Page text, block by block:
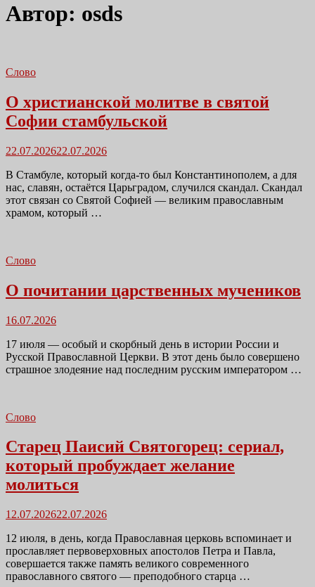
Автор: osds
Слово
О христианской молитве в святой
Софии стамбульской
Размещено
22.07.202622.07.2026
В Стамбуле, который когда-то был Константинополем, а для
нас, славян, остаётся Царьградом, случился скандал. Скандал
этот связан со Святой Софией — великим православным
храмом, который …
Слово
О почитании царственных мучеников
Размещено
16.07.2026
17 июля — особый и скорбный день в истории России и
Русской Православной Церкви. В этот день было совершено
страшное злодеяние над последним русским императором …
Слово
Старец Паисий Святогорец: сериал,
который пробуждает желание
молиться
Размещено
12.07.202622.07.2026
12 июля, в день, когда Православная церковь вспоминает и
прославляет первоверховных апостолов Петра и Павла,
совершается также память великого современного
православного святого — преподобного старца …